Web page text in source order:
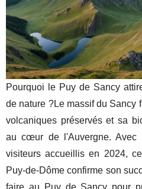
Pourquoi le Puy de Sancy
de nature ?Le massif du Sancy
volcaniques préservés et sa
au cœur de l'Auvergne.
visiteurs accueillis en 2024,
Puy-de-Dôme confirme son
faire au Puy de Sancy pour